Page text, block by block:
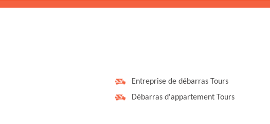
Entreprise de débarras Tours
Débarras d'appartement Tours